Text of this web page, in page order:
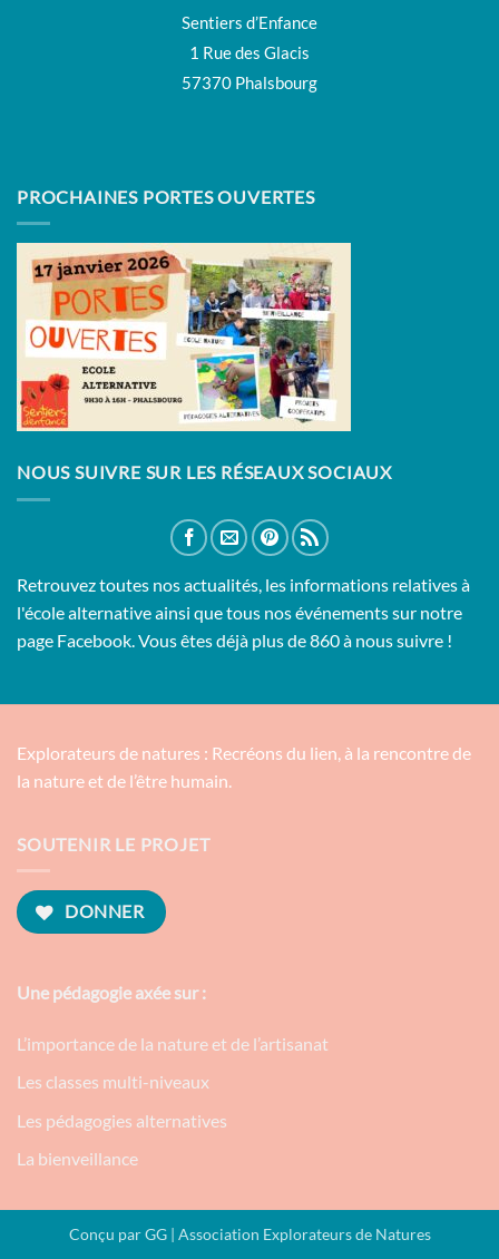
Sentiers d’Enfance
1 Rue des Glacis
57370 Phalsbourg
PROCHAINES PORTES OUVERTES
NOUS SUIVRE SUR LES RÉSEAUX SOCIAUX
Retrouvez toutes nos actualités, les informations relatives à
l'école alternative ainsi que tous nos événements sur notre
page Facebook. Vous êtes déjà plus de 860 à nous suivre !
Explorateurs de natures : Recréons du lien, à la rencontre de
la nature et de l’être humain.
SOUTENIR LE PROJET
DONNER
Une pédagogie axée sur :
L’importance de la nature et de l’artisanat
Les classes multi-niveaux
Les pédagogies alternatives
La bienveillance
Conçu parGG| Association Explorateurs de Natures